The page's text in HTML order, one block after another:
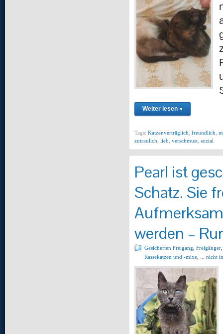
Weiter lesen »
Tags: Katzenverträglich freundlich
zutraulich lieb verschmust sozial
Pearl ist
Schatz. Sie
werden –
Gesicherten Freigang Freigänger
Rassekatzen und -mixe
... nicht